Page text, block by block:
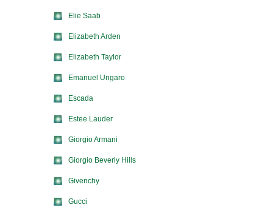
Elie Saab
Elizabeth Arden
Elizabeth Taylor
Emanuel Ungaro
Escada
Estee Lauder
Giorgio Armani
Giorgio Beverly Hills
Givenchy
Gucci